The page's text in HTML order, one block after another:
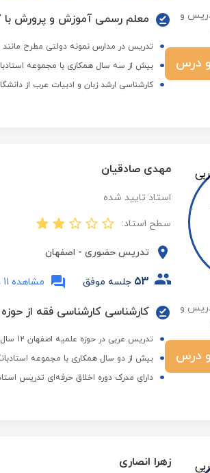
و
درس
معلم رسمی آموزش و پرورش با 27 سال سابقه تدریس
تدریس در مدارس نمونه دولتی مطرح مانند
بیش از سه سال همکاری با مجموعه
کارشناسی ارشد زبان و ادبیات عرب از
و
درس
مهدی صادقیان
استاد تایید شده
سطح استاد:
تدریس حضوری - اصفهان
53 جلسه موفق مشاهده 11 دیدگاه
کارشناسی کارشناسی فقه از
تدریس عربی در حوزه علمیه اصفهان 12 سال
بیش از دو سال همکاری با مجموعه
دارای مدرک دوره اخلاق حرفه‌ای تدریس
زهرا انصاری